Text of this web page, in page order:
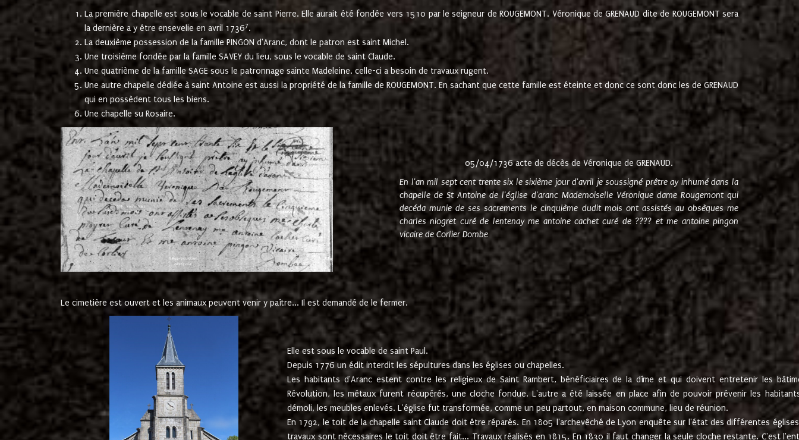
La première chapelle est sous le vocable de saint Pierre. Elle aurait été fondée vers 1510 par le seigneur de ROUGEMONT. Véronique de GRENAUD dite de ROUGEMONT sera
la dernière a y être ensevelie en avril 17367.
La deuxième possession de la famille PINGON d'Aranc, dont le patron est saint Michel.
Une troisième fondée par la famille SAVEY du lieu, sous le vocable de saint Claude.
Une quatrième de la famille SAGE sous le patronnage sainte Madeleine. celle-ci a besoin de travaux rugent.
Une autre chapelle dédiée à saint Antoine est aussi la propriété de la famille de ROUGEMONT. En sachant que cette famille est éteinte et donc ce sont donc les de GRENAUD
qui en possèdent tous les biens.
Une chapelle su Rosaire.
05/04/1736 acte de décès de Véronique de GRENAUD.
En l'an mil sept cent trente six le sixième jour d'avril je soussigné prêtre ay inhumé dans la
chapelle de St Antoine de l'église d'aranc Mademoiselle Véronique dame Rougemont qui
decéda munie de ses sacrements le cinquième dudit mois ont assistés au obsèques me
charles niogret curé de lentenay me antoine cachet curé de ???? et me antoine pingon
vicaire de Corlier Dombe
Le cimetière est ouvert et les animaux peuvent venir y paître... Il est demandé de le fermer.
Elle est sous le vocable de saint Paul.
Depuis 1776 un édit interdit les sépultures dans les églises ou chapelles.
Les habitants d'Aranc estent contre les religieux de Saint Rambert, bénéficiaires de la dîme et qui doivent entretenir les
Révolution, les métaux furent récupérés, une cloche fondue. L'autre a été laissée en place afin de pouvoir prévenir les
démoli, les meubles enlevés. L'église fut transformée, comme un peu partout, en maison commune, lieu de réunion.
En 1792, le toit de la chapelle saint Claude doit être réparés. En 1805 l'archevêché de Lyon enquête sur l'état des différentes
travaux sont nécessaires le toit doit être fait... Travaux réalisés en 1815. En 1830 il faut changer la seule cloche restante. C'est